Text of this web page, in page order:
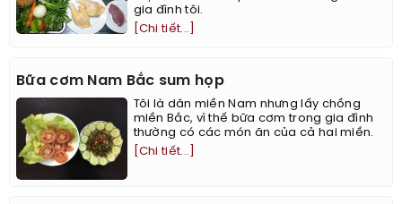
gia đình tôi.
[Chi tiết...]
Bữa cơm Nam Bắc sum họp
Tôi là dân miền Nam nhưng lấy chồng
miền Bắc, vì thế bữa cơm trong gia đình
thường có các món ăn của cả hai miền.
[Chi tiết...]